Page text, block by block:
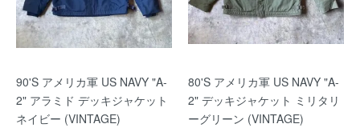
90'S アメリカ軍 US NAVY "A-
2" アラミド デッキジャケット
ネイビー (VINTAGE)
80'S アメリカ軍 US NAVY "A-
2" デッキジャケット ミリタリ
ーグリーン (VINTAGE)